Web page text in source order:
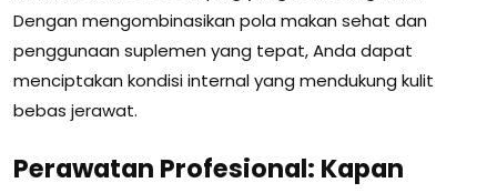
Dengan mengombinasikan pola makan sehat dan
penggunaan suplemen yang tepat, Anda dapat
menciptakan kondisi internal yang mendukung kulit
bebas jerawat.
Perawatan Profesional: Kapan